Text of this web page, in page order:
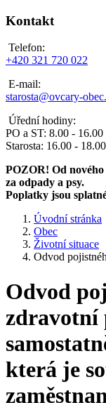
Kontakt
Telefon:
+420 321 720 022
E-mail:
starosta@ovcary-
Úřední hodiny:
PO a ST: 8.00 - 16.00
Starosta: 16.00 - 18.00
POZOR! Od
za odpady a psy.
Poplatky jsou
Úvodní stránka
Obec
Životní situace
Odvod
Odvod
zdravotní
která je